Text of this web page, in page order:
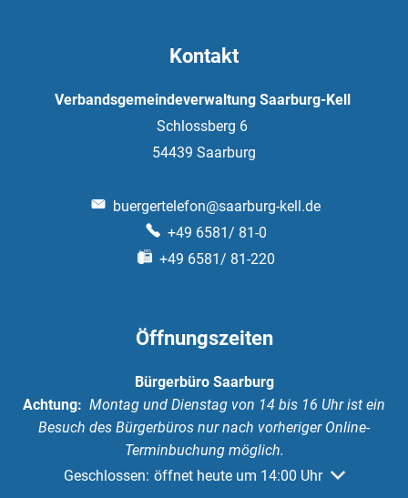
Kontakt
Verbandsgemeindeverwaltung Saarburg-Kell
Schlossberg 6
54439 Saarburg
buergertelefon@saarburg-kell.de
+49 6581/ 81-0
+49 6581/ 81-220
Öffnungszeiten
Bürgerbüro Saarburg
Achtung: Montag und Dienstag von 14 bis 16 Uhr ist ein
Besuch des Bürgerbüros nur nach vorheriger Online-
Terminbuchung möglich.
Klicken, um weitere Öffnungs- oder Schließzeiten
Geschlossen: öffnet heute um 14:00 Uhr